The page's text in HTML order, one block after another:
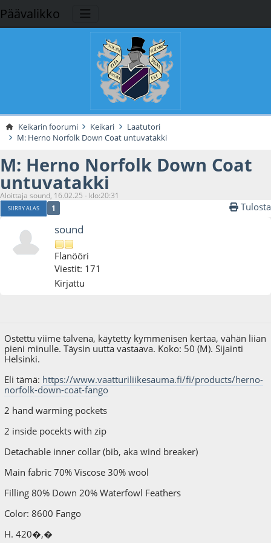
Päävalikko
Keikarin foorumi Keikari
Laatutori
M: Herno Norfolk Down Coat untuvatakki
M: Herno Norfolk Down Coat
untuvatakki
Aloittaja sound, 16.02.25 - klo:20:31
SIIRRY ALAS 1 Tulosta
sound
Flanööri
Viestit: 171
Kirjattu
Ostettu viime talvena, käytetty kymmenisen kertaa, vähän liian
pieni minulle. Täysin uutta vastaava. Koko: 50 (M). Sijainti
Helsinki.
Eli tämä: https://www.vaatturiliikesauma.fi/fi/products/herno-
norfolk-down-coat-fango
2 hand warming pockets
2 inside pocekts with zip
Detachable inner collar (bib, aka wind breaker)
Main fabric 70% Viscose 30% wool
Filling 80% Down 20% Waterfowl Feathers
Color: 8600 Fango
H. 420�,�